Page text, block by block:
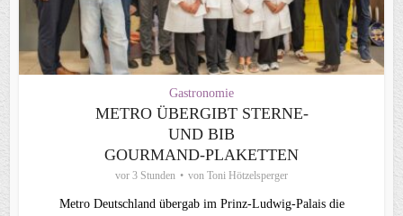
Gastronomie
METRO ÜBERGIBT STERNE-
UND BIB
GOURMAND‑PLAKETTEN
vor 3 Stunden von Toni Hötzelsperger
Metro Deutschland übergab im Prinz-Ludwig-Palais die